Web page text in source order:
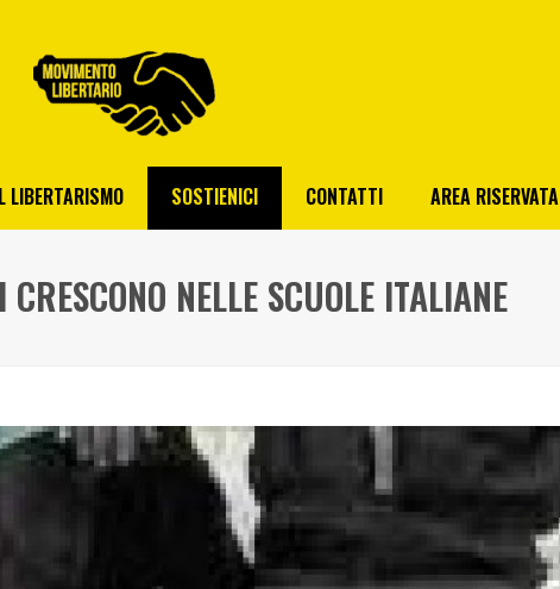
LIBERTARISMO SOSTIENICI CONTATTI AREA RISERVATA
NELLE SCUOLE ITALIANE